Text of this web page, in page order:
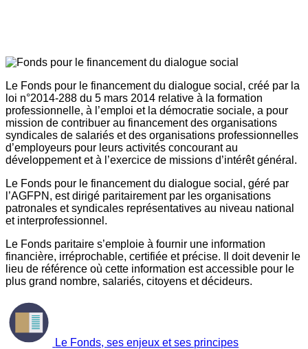
Le Fonds pour le financement du dialogue social, créé par la
loi n°2014-288 du 5 mars 2014 relative à la formation
professionnelle, à l’emploi et la démocratie sociale, a pour
mission de contribuer au financement des organisations
syndicales de salariés et des organisations professionnelles
d’employeurs pour leurs activités concourant au
développement et à l’exercice de missions d’intérêt général.
Le Fonds pour le financement du dialogue social, géré par
l’AGFPN, est dirigé paritairement par les organisations
patronales et syndicales représentatives au niveau national
et interprofessionnel.
Le Fonds paritaire s’emploie à fournir une information
financière, irréprochable, certifiée et précise. Il doit devenir le
lieu de référence où cette information est accessible pour le
plus grand nombre, salariés, citoyens et décideurs.
Le Fonds, ses enjeux et ses principes